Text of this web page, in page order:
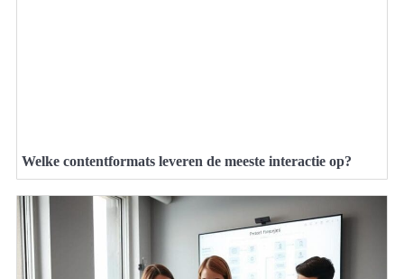
Welke contentformats leveren de meeste interactie op?